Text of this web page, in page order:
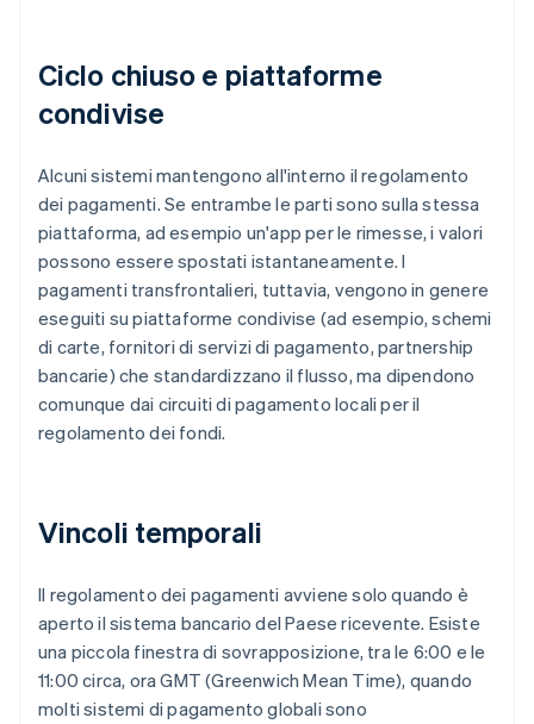
Ciclo chiuso e piattaforme
condivise
Alcuni sistemi mantengono all'interno il regolamento
dei pagamenti. Se entrambe le parti sono sulla stessa
piattaforma, ad esempio un'app per le rimesse, i valori
possono essere spostati istantaneamente. I
pagamenti transfrontalieri, tuttavia, vengono in genere
eseguiti su piattaforme condivise (ad esempio, schemi
di carte, fornitori di servizi di pagamento, partnership
bancarie) che standardizzano il flusso, ma dipendono
comunque dai circuiti di pagamento locali per il
regolamento dei fondi.
Vincoli temporali
Il regolamento dei pagamenti avviene solo quando è
aperto il sistema bancario del Paese ricevente. Esiste
una piccola finestra di sovrapposizione, tra le 6:00 e le
11:00 circa, ora GMT (Greenwich Mean Time), quando
molti sistemi di pagamento globali sono